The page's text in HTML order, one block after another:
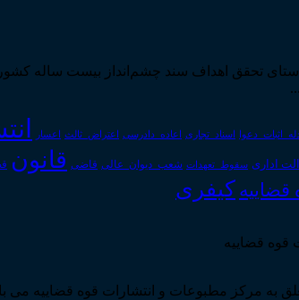
و انتشارات قوه قضاییه به استناد مجوز شماره ۵۸۸۴ از سال ۱۳۸۰ در
اسناد_تجاری اعاده_دادرسی اعتراض_ثالث اعسار
اداری سقوط_تعهدات شعب_دیوان_عالی قاضی قانون
کیفری
قوه قضاییه
به مرکز مطبوعات و انتشارات قوه قضاییه می